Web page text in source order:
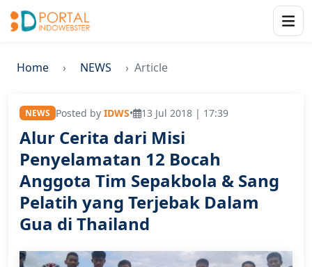
Home NEWS Article
NEWS Posted by IDWS• 13 Jul 2018 | 17:39
Alur Cerita dari Misi
Penyelamatan 12 Bocah
Anggota Tim Sepakbola & Sang
Pelatih yang Terjebak Dalam
Gua di Thailand